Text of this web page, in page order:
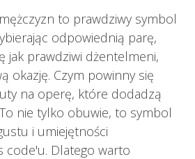
to prawdziwy symbol
odpowiednią parę,
jak prawdziwi dżentelmeni,
okazję. Czym powinny się
na operę, które dodadzą
nie tylko obuwie, to symbol
i umiejętności
code'u. Dlatego warto